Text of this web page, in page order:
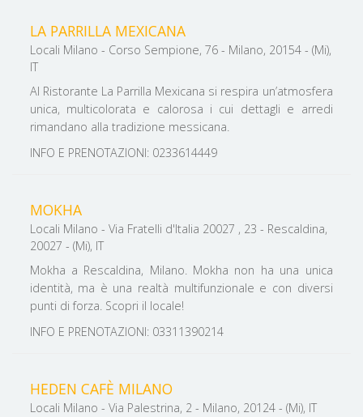
LA PARRILLA MEXICANA
Locali Milano - Corso Sempione, 76 - Milano, 20154 - (Mi),
IT
Al Ristorante La Parrilla Mexicana si respira un’atmosfera
unica, multicolorata e calorosa i cui dettagli e arredi
rimandano alla tradizione messicana.
INFO E PRENOTAZIONI: 0233614449
MOKHA
Locali Milano - Via Fratelli d'Italia 20027 , 23 - Rescaldina,
20027 - (Mi), IT
Mokha a Rescaldina, Milano. Mokha non ha una unica
identità, ma è una realtà multifunzionale e con diversi
punti di forza. Scopri il locale!
INFO E PRENOTAZIONI: 03311390214
HEDEN CAFÈ MILANO
Locali Milano - Via Palestrina, 2 - Milano, 20124 - (Mi), IT